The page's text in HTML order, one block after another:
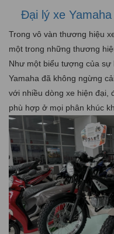
Đại lý xe Yamaha
Trong vô vàn thương hiệu
một trong những thương
Như một biểu tượng của sự
Yamaha đã không ngừng
với nhiều dòng xe hiện đại,
phù hợp ở mọi phân khúc